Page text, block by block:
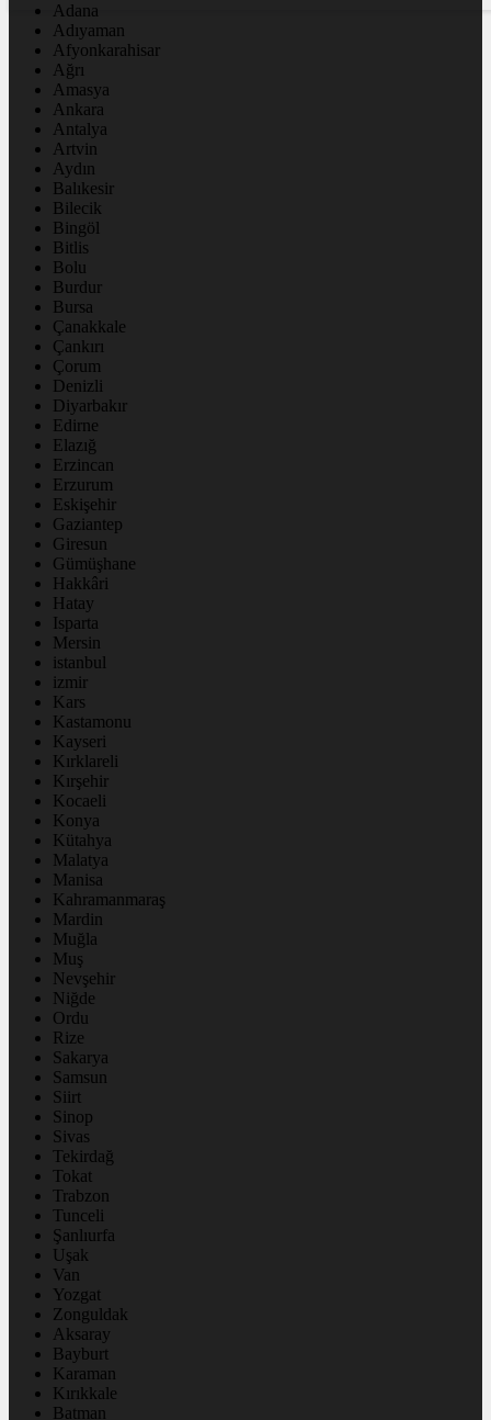
Adana
Adıyaman
Afyonkarahisar
Ağrı
Amasya
Ankara
Antalya
Artvin
Aydın
Balıkesir
Bilecik
Bingöl
Bitlis
Bolu
Burdur
Bursa
Çanakkale
Çankırı
Çorum
Denizli
Diyarbakır
Edirne
Elazığ
Erzincan
Erzurum
Eskişehir
Gaziantep
Giresun
Gümüşhane
Hakkâri
Hatay
Isparta
Mersin
istanbul
izmir
Kars
Kastamonu
Kayseri
Kırklareli
Kırşehir
Kocaeli
Konya
Kütahya
Malatya
Manisa
Kahramanmaraş
Mardin
Muğla
Muş
Nevşehir
Niğde
Ordu
Rize
Sakarya
Samsun
Siirt
Sinop
Sivas
Tekirdağ
Tokat
Trabzon
Tunceli
Şanlıurfa
Uşak
Van
Yozgat
Zonguldak
Aksaray
Bayburt
Karaman
Kırıkkale
Batman